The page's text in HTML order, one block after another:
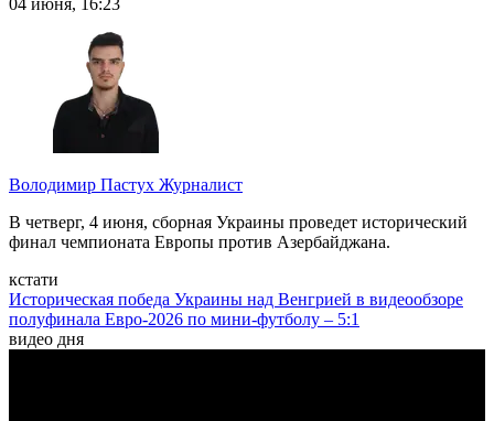
04 июня, 16:23
Володимир Пастух Журналист
В четверг, 4 июня, сборная Украины проведет исторический
финал чемпионата Европы против Азербайджана.
кстати
Историческая победа Украины над Венгрией в видеообзоре
полуфинала Евро-2026 по мини-футболу – 5:1
видео дня